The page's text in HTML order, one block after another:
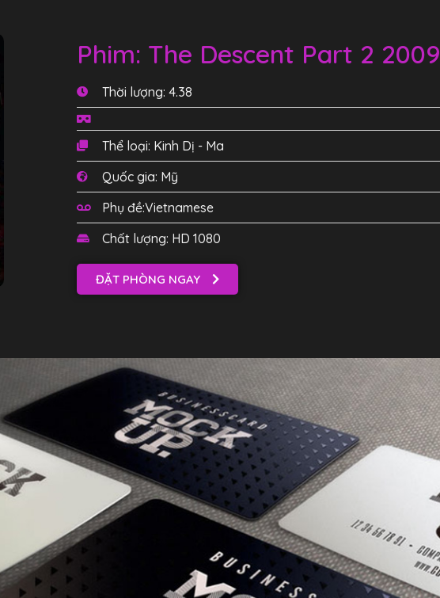
Phim: The Descent Part 2 2009
Thời lượng: 4.38
Thể loại: Kinh Dị - Ma
Quốc gia: Mỹ
Phụ đề:Vietnamese
Chất lượng: HD 1080
ĐẶT PHÒNG NGAY